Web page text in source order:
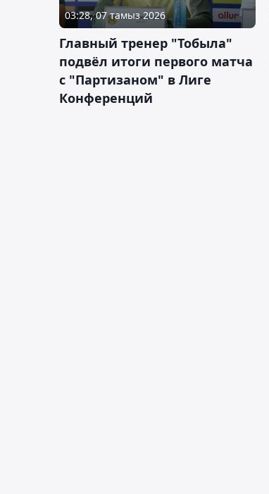
03:28, 07 тамыз 2026
Главный тренер "Тобыла"
подвёл итоги первого матча
с "Партизаном" в Лиге
Конференций